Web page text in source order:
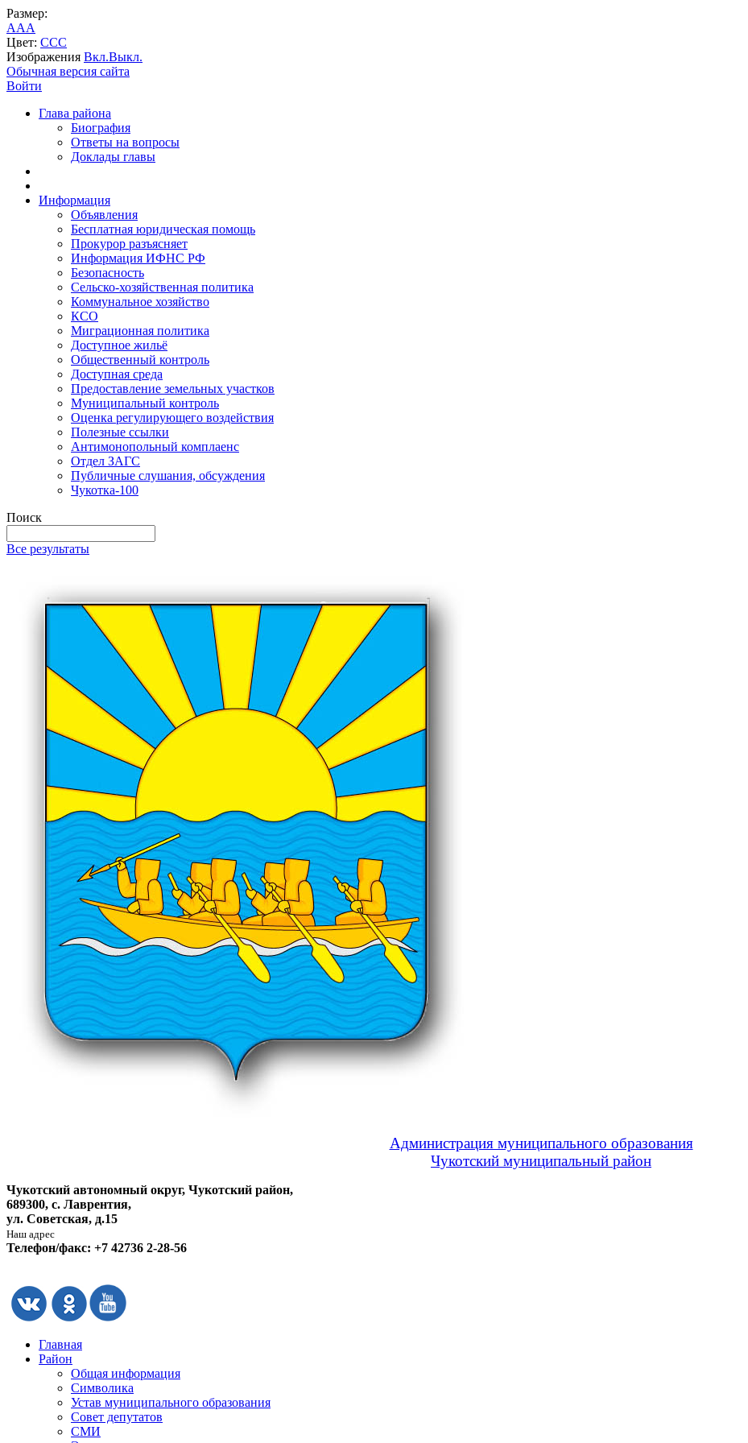
Размер:
AAA
Цвет: CCC
Изображения Вкл.Выкл.
Обычная версия сайта
Войти
Глава района
Биография
Ответы на вопросы
Доклады главы
Информация
Объявления
Бесплатная юридическая помощь
Прокурор разъясняет
Информация ИФНС РФ
Безопасность
Сельско-хозяйственная политика
Коммунальное хозяйство
КСО
Миграционная политика
Доступное жильё
Общественный контроль
Доступная среда
Предоставление земельных участков
Муниципальный контроль
Оценка регулирующего воздействия
Полезные ссылки
Антимонопольный комплаенс
Отдел ЗАГС
Публичные слушания, обсуждения
Чукотка-100
Поиск
Все результаты
Администрация муниципального образования
Чукотский муниципальный район
Чукотский автономный округ, Чукотский район,
689300, с. Лаврентия,
ул. Советская, д.15
Наш адрес
Телефон/факс: +7 42736 2-28-56
Главная
Район
Общая информация
Символика
Устав муниципального образования
Совет депутатов
СМИ